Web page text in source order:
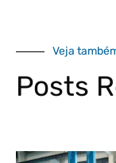
Veja
Posts